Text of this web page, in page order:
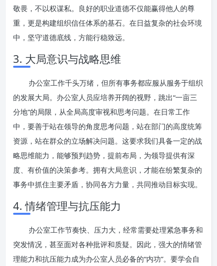
敬畏，不以权谋私。良好的职业道德不仅能赢得他人的尊
重，更是构建组织信任体系的基石。在日益复杂的社会环境
中，坚守道德底线，方能行稳致远。
3. 大局意识与战略思维
办公室工作千头万绪，但所有事务都应服从服务于组织
的发展大局。办公室人员应培养开阔的视野，跳出“一亩三
分地”的局限，从全局高度审视和思考问题。在日常工作
中，要善于站在领导的角度思考问题，站在部门的高度统筹
资源，站在群众的立场解决问题。这要求我们具备一定的战
略思维能力，能够预判趋势，提前布局，为领导提供有深
度、有价值的决策参考。拥有大局意识，才能在纷繁复杂的
事务中抓住主要矛盾，协同各方力量，共同推动目标实现。
4. 情绪管理与抗压能力
办公室工作节奏快、压力大，经常需要处理紧急事务和
突发情况，甚至面对各种批评和质疑。因此，强大的情绪管
理能力和抗压能力成为办公室人员必备的“内功”。要学会自